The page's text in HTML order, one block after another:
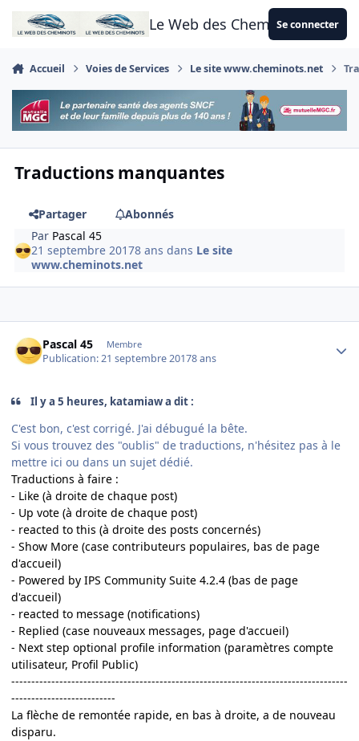
Aller au contenu
Le Web des CheminotsSe connecter
Accueil Voies de Services Le site www.cheminots.net
Traductions manquantes
Partager
Abonnés
Par Pascal 45
21 septembre 20178 ans dans Le site
www.cheminots.net
Pascal 45 Membre
Publication:21 septembre 20178 ans
Il y a 5 heures, katamiaw a dit :
C'est bon, c'est corrigé. J'ai débugué la bête.
Si vous trouvez des "oublis" de traductions, n'hésitez pas à le
mettre ici ou dans un sujet dédié.
Traductions à faire :
- Like (à droite de chaque post)
- Up vote (à droite de chaque post)
- reacted to this (à droite des posts concernés)
- Show More (case contributeurs populaires, bas de page
d'accueil)
- Powered by IPS Community Suite 4.2.4 (bas de page
d'accueil)
- reacted to message (notifications)
- Replied (case nouveaux messages, page d'accueil)
- Next step optional profile information (paramètres compte
utilisateur, Profil Public)
------------------------------------------------------------------------------------
--------------------------
La flèche de remontée rapide, en bas à droite, a de nouveau
disparu.